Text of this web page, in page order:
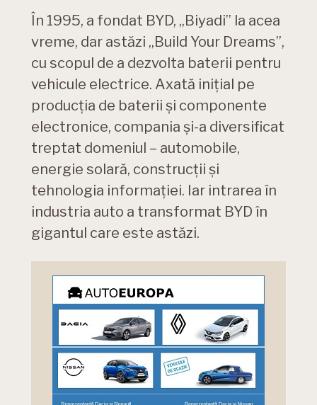
În 1995, a fondat BYD, „Biyadi” la acea
vreme, dar astăzi „Build Your Dreams”,
cu scopul de a dezvolta baterii pentru
vehicule electrice. Axată inițial pe
producția de baterii și componente
electronice, compania și-a diversificat
treptat domeniul – automobile,
energie solară, construcții și
tehnologia informației. Iar intrarea în
industria auto a transformat BYD în
gigantul care este astăzi.